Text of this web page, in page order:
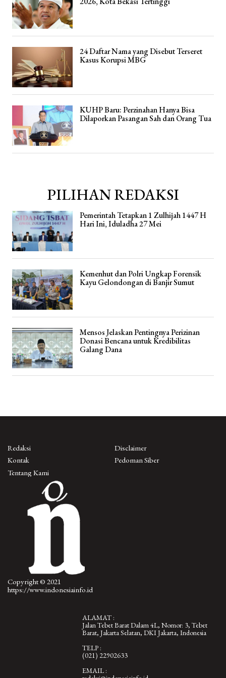
24 Daftar Nama yang Disebut Terseret
Kasus Korupsi MBG
KUHP Baru: Perzinahan Hanya Bisa
Dilaporkan Pasangan Sah dan Orang Tua
PILIHAN REDAKSI
Pemerintah Tetapkan 1 Zulhijah 1447 H
Hari Ini, Iduladha 27 Mei
Kemenhut dan Polri Ungkap Forensik
Kayu Gelondongan di Banjir Sumut
Mensos Jelaskan Pentingnya Perizinan
Donasi Bencana untuk Kredibilitas
Galang Dana
Redaksi
Kontak
Tentang Kami
Disclaimer
Pedoman Siber
Copyright © 2021
https://www.indonesiainfo.id
ALAMAT :
Jalan Tebet Barat Dalam 4L, Nomor: 3, Tebet
Barat, Jakarta Selatan, DKI Jakarta, Indonesia
TELP :
(021) 22902633
EMAIL :